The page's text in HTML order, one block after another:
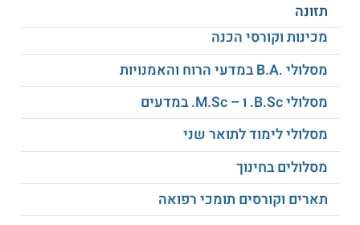
מהם תנאי הקבלה?
תנאי הקבלה הינם:
תואר ראשון במדעי החברה בממוצע 80
ומעלה.
תואר ראשון במדעי החברה בממוצע 75-80,
שנים.
פטור אקדמי באנגלית.
ראיון בפני ועדת הקבלה המחלקתית.
שתי המלצות אקדמיות.
תזונה
מכינות וקורסי הכנה
מסלולי .B.A במדעי הרוח והאמנויות
מסלולי B.Sc. ו – M.Sc. במדעים
מסלולי לימוד לתואר שני
מסלולים בחינוך
תארים וקורסים תומכי רפואה